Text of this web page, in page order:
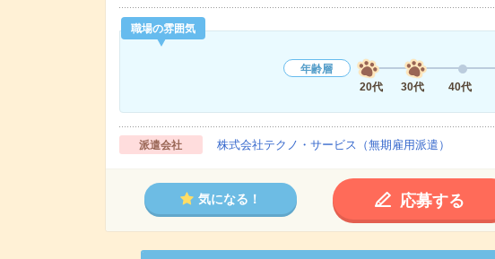
職場の雰囲気
年齢層
20代
30代 40代
派遣会社 株式会社テクノ・サービス（無期雇用派遣）
気になる！ 応募する